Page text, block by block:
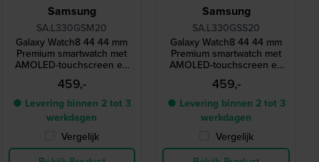
Samsung
SA.L330GSM20
Galaxy Watch8 44 44 mm
Premium smartwatch met
AMOLED-touchscreen en
extra bandje
459,-
● Levering binnen 2 tot 3
werkdagen
Vergelijk
Samsung
SA.L330GSS20
Galaxy Watch8 44 44 mm
Premium smartwatch met
AMOLED-touchscreen en
extra bandje
459,-
● Levering binnen 2 tot 3
werkdagen
Vergelijk